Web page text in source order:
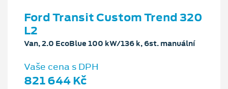
Ford Transit Custom Trend 320
L2
Van, 2.0 EcoBlue 100 kW/136 k, 6st. manuální
Vaše cena s DPH
821 644 Kč